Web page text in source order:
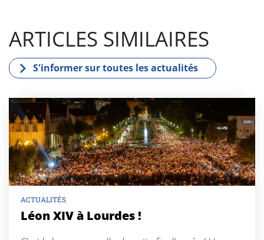
ARTICLES SIMILAIRES
S'informer sur toutes les actualités
ACTUALITÉS
Léon XIV à Lourdes !